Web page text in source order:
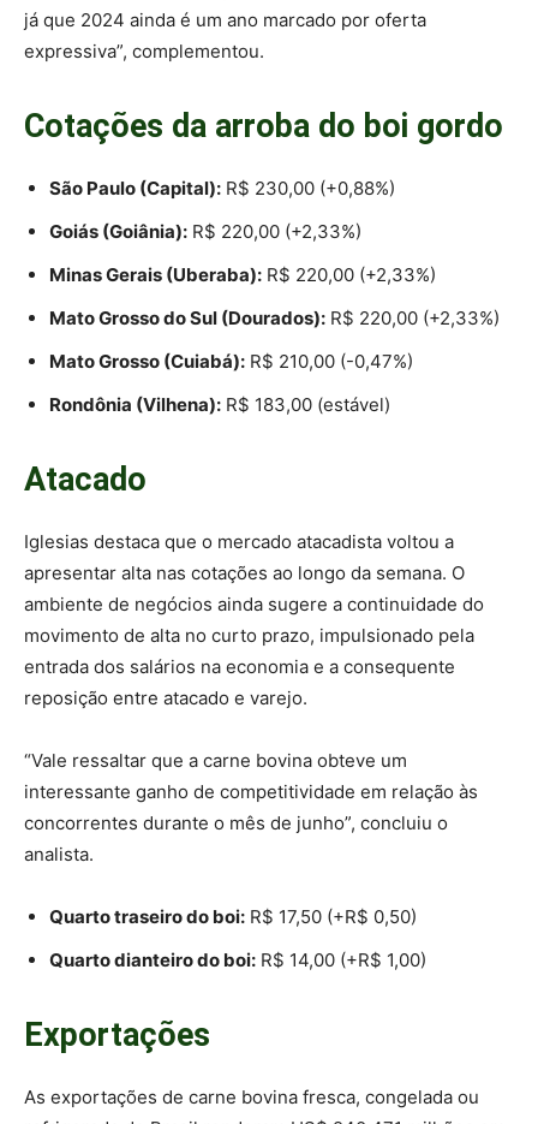
já que 2024 ainda é um ano marcado por oferta
expressiva”, complementou.
Cotações da arroba do boi gordo
São Paulo (Capital): R$ 230,00 (+0,88%)
Goiás (Goiânia): R$ 220,00 (+2,33%)
Minas Gerais (Uberaba): R$ 220,00 (+2,33%)
Mato Grosso do Sul (Dourados): R$ 220,00 (+2,33%)
Mato Grosso (Cuiabá): R$ 210,00 (-0,47%)
Rondônia (Vilhena): R$ 183,00 (estável)
Atacado
Iglesias destaca que o mercado atacadista voltou a
apresentar alta nas cotações ao longo da semana. O
ambiente de negócios ainda sugere a continuidade do
movimento de alta no curto prazo, impulsionado pela
entrada dos salários na economia e a consequente
reposição entre atacado e varejo.
“Vale ressaltar que a carne bovina obteve um
interessante ganho de competitividade em relação às
concorrentes durante o mês de junho”, concluiu o
analista.
Quarto traseiro do boi: R$ 17,50 (+R$ 0,50)
Quarto dianteiro do boi: R$ 14,00 (+R$ 1,00)
Exportações
As exportações de carne bovina fresca, congelada ou